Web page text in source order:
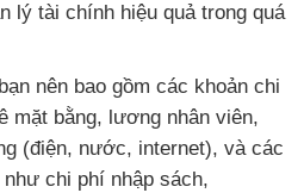
lý tài chính hiệu quả trong quá
nên bao gồm các khoản chi
mặt bằng, lương nhân viên,
(điện, nước, internet), và các
chi phí nhập sách,